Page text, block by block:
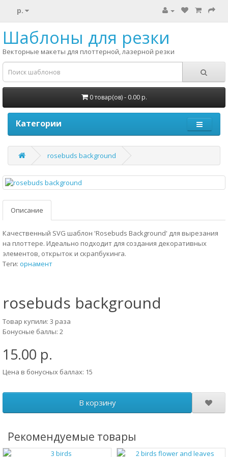
р.
Шаблоны для резки
Векторные макеты для плоттерной, лазерной резки
0 товар(ов) - 0.00 р.
Категории
rosebuds background
Описание
Качественный SVG шаблон 'Rosebuds Background' для вырезания
на плоттере. Идеально подходит для создания декоративных
элементов, открыток и скрапбукинга.
Теги: орнамент
rosebuds background
Товар купили: 3 раза
Бонусные баллы: 2
15.00 р.
Цена в бонусных баллах: 15
В корзину
Рекомендуемые товары